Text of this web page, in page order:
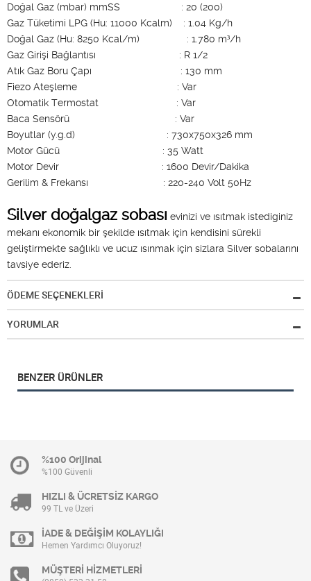
Doğal Gaz (mbar) mmSS : 20 (200)
Gaz Tüketimi LPG (Hu: 11000 Kcalm) : 1.04 Kg/h
Doğal Gaz (Hu: 8250 Kcal/m) : 1.780 m³/h
Gaz Girişi Bağlantısı : R 1/2
Atık Gaz Boru Çapı : 130 mm
Fiezo Ateşleme : Var
Otomatik Termostat : Var
Baca Sensörü : Var
Boyutlar (y.g.d) : 730x750x326 mm
Motor Gücü : 35 Watt
Motor Devir : 1600 Devir/Dakika
Gerilim & Frekansı : 220-240 Volt 50Hz
Silver doğalgaz sobası evinizi ve ısıtmak istediginiz
mekanı ekonomik bir şekilde ısıtmak için kendisini sürekli
geliştirmekte sağlıklı ve ucuz ısınmak için sizlara Silver sobalarını
tavsiye ederiz.
ÖDEME SEÇENEKLERİ
YORUMLAR
BENZER ÜRÜNLER
%100 Orijinal
%100 Güvenli
HIZLI & ÜCRETSİZ KARGO
99 TL ve Üzeri
İADE & DEĞİŞİM KOLAYLIĞI
Hemen Yardımcı Oluyoruz!
MÜŞTERİ HİZMETLERİ